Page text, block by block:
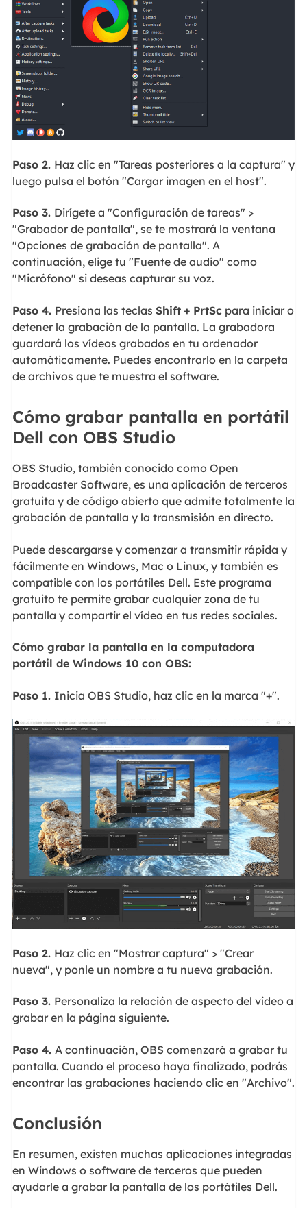
Paso 2. Haz clic en "Tareas posteriores a la captura" y
luego pulsa el botón "Cargar imagen en el host".
Paso 3. Dirígete a "Configuración de tareas" >
"Grabador de pantalla", se te mostrará la ventana
"Opciones de grabación de pantalla". A
continuación, elige tu "Fuente de audio" como
"Micrófono" si deseas capturar su voz.
Paso 4. Presiona las teclas Shift + PrtScpara iniciar o
detener la grabación de la pantalla. La grabadora
guardará los vídeos grabados en tu ordenador
automáticamente. Puedes encontrarlo en la carpeta
de archivos que te muestra el software.
Cómo grabar pantalla en portátil
Dell con OBS Studio
OBS Studio, también conocido como Open
Broadcaster Software, es una aplicación de terceros
gratuita y de código abierto que admite totalmente la
grabación de pantalla y la transmisión en directo.
Puede descargarse y comenzar a transmitir rápida y
fácilmente en Windows, Mac o Linux, y también es
compatible con los portátiles Dell. Este programa
gratuito te permite grabar cualquier zona de tu
pantalla y compartir el vídeo en tus redes sociales.
Cómo grabar la pantalla en la computadora
portátil de Windows 10 con OBS:
Paso 1. Inicia OBS Studio, haz clic en la marca "+".
Paso 2. Haz clic en "Mostrar captura" > "Crear
nueva", y ponle un nombre a tu nueva grabación.
Paso 3. Personaliza la relación de aspecto del vídeo a
grabar en la página siguiente.
Paso 4. A continuación, OBS comenzará a grabar tu
pantalla. Cuando el proceso haya finalizado, podrás
encontrar las grabaciones haciendo clic en "Archivo".
Conclusión
En resumen, existen muchas aplicaciones integradas
en Windows o software de terceros que pueden
ayudarle a grabar la pantalla de los portátiles Dell.